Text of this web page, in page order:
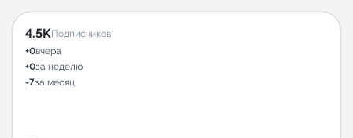
4.5KПодписчиков*
+0вчера
+0за неделю
-7за месяц